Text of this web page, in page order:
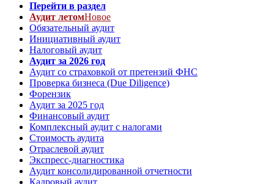
Перейти в раздел
Аудит летомНовое
Обязательный аудит
Инициативный аудит
Налоговый аудит
Аудит за 2026 год
Аудит со страховкой от претензий ФНС
Проверка бизнеса (Due Diligence)
Форензик
Аудит за 2025 год
Финансовый аудит
Комплексный аудит с налогами
Стоимость аудита
Отраслевой аудит
Экспресс-диагностика
Аудит консолидированной отчетности
Кадровый аудит